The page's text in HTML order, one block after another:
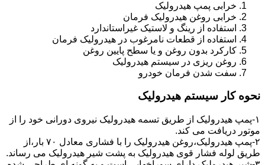
خرابی پمپ هیدرولیک
خرابی روغن هیدرولیک فرمان
استفاده از رینگ و لاستیک غیراستاندارد
استفاده از قطعات نامرغوب در هیدرولیک فرمان
کارکرد بدون روغن و یا سطح پایین روغن
روغن ریزی در سیستم هیدرولیک
سفت شدن فرمان خودرو
نحوه کار سیستم هیدرولیک
۱-پمپ هیدرولیک از طریق تسمه هیدرولیک نیروی دورانی خود را از
موتور دریافت می کند.
۲-پمپ هیدرولیک،روغن هیدرولیک را با فشاری معادل ۷۰ بار،از
طریق لوله فشار قوی هیدرولیک به پشت شیر هیدرولیک می رساند.